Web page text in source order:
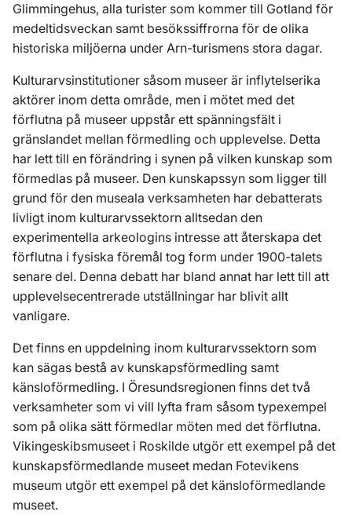
Glimmingehus, alla turister som kommer till Gotland för
medeltidsveckan samt besökssiffrorna för de olika
historiska miljöerna under Arn-turismens stora dagar.
Kulturarvsinstitutioner såsom museer är inflytelserika
aktörer inom detta område, men i mötet med det
förflutna på museer uppstår ett spänningsfält i
gränslandet mellan förmedling och upplevelse. Detta
har lett till en förändring i synen på vilken kunskap som
förmedlas på museer. Den kunskapssyn som ligger till
grund för den museala verksamheten har debatterats
livligt inom kulturarvssektorn alltsedan den
experimentella arkeologins intresse att återskapa det
förflutna i fysiska föremål tog form under 1900-talets
senare del. Denna debatt har bland annat har lett till att
upplevelsecentrerade utställningar har blivit allt
vanligare.
Det finns en uppdelning inom kulturarvssektorn som
kan sägas bestå av kunskapsförmedling samt
känsloförmedling. I Öresundsregionen finns det två
verksamheter som vi vill lyfta fram såsom typexempel
som på olika sätt förmedlar möten med det förflutna.
Vikingeskibsmuseet i Roskilde utgör ett exempel på det
kunskapsförmedlande museet medan Fotevikens
museum utgör ett exempel på det känsloförmedlande
museet.